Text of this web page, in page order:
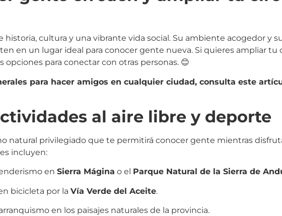
historia, cultura y una vibrante vida social. Su ambiente acogedor y
en un lugar ideal para conocer gente nueva. Si quieres ampliar tu
opciones para conectar con otras personas. 😊
para hacer amigos en cualquier ciudad, consulta este
al aire libre y deporte
natural privilegiado que te permitirá conocer gente mientras
incluyen:
en Sierra Mágina o el Parque Natural de la Sierra de
bicicleta por la Vía Verde del Aceite.
en los paisajes naturales de la provincia.